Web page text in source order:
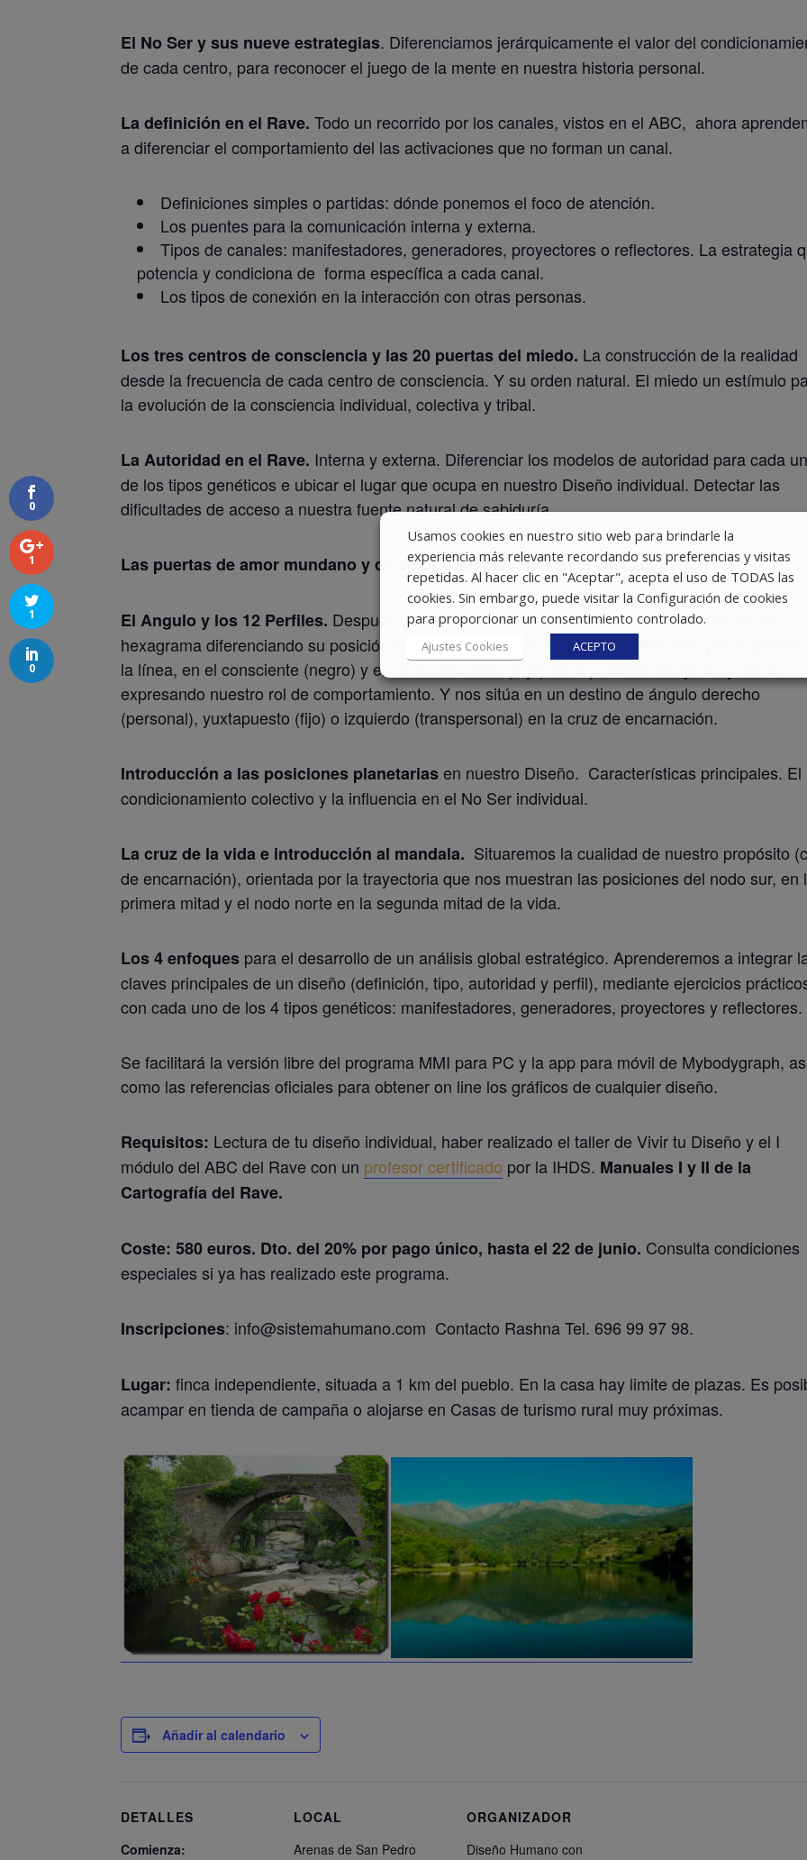
El No Ser y sus nueve estrategias. Diferenciamos jerárquicamente el valor del
de cada centro, para reconocer el juego de la mente en nuestra historia personal.
La definición en el Rave. Todo un recorrido por los canales, vistos en el ABC, ahora
a diferenciar el comportamiento del las activaciones que no forman un canal.
Definiciones simples o partidas: dónde ponemos el foco de atención.
Los puentes para la comunicación interna y externa.
Tipos de canales: manifestadores, generadores, proyectores o reflectores. La estrategia
potencia y condiciona de forma específica a cada canal.
Los tipos de conexión en la interacción con otras personas.
Los tres centros de consciencia y las 20 puertas del miedo. La construcción de la realidad
desde la frecuencia de cada centro de consciencia. Y su orden natural. El miedo un estímulo
la evolución de la consciencia individual, colectiva y tribal.
La Autoridad en el Rave. Interna y externa. Diferenciar los modelos de autoridad para cada
de los tipos genéticos e ubicar el lugar que ocupa en nuestro Diseño individual. Detectar las
dificultades de acceso a nuestra fuente natural de sabiduría.
Las puertas de amor mundano y de amor transpersonal en el cuerpo gráfico.
El Angulo y los 12 Perfiles. Después de ver las líneas, aprendemos a ver la estructura del
hexagrama diferenciando su posición en el cuerpo gráfico. El perfil, se determina por la
la línea, en el consciente (negro) y en el inconsciente (rojo) de la posición de eje sol y tierra,
expresando nuestro rol de comportamiento. Y nos sitúa en un destino de ángulo derecho
(personal), yuxtapuesto (fijo) o izquierdo (transpersonal) en la cruz de encarnación.
Introducción a las posiciones planetariasen nuestro Diseño. Características principales. El
condicionamiento colectivo y la influencia en el No Ser individual.
La cruz de la vida e introducción al mandala. Situaremos la cualidad de nuestro propósito
de encarnación), orientada por la trayectoria que nos muestran las posiciones del nodo sur, en
primera mitad y el nodo norte en la segunda mitad de la vida.
Los 4 enfoques para el desarrollo de un análisis global estratégico. Aprenderemos a integrar
claves principales de un diseño (definición, tipo, autoridad y perfil), mediante ejercicios
con cada uno de los 4 tipos genéticos: manifestadores, generadores, proyectores y reflectores.
Se facilitará la versión libre del programa MMI para PC y la app para móvil de Mybodygraph,
como las referencias oficiales para obtener on line los gráficos de cualquier diseño.
Requisitos: Lectura de tu diseño individual, haber realizado el taller de Vivir tu Diseño y el I
módulo del ABC del Rave con un profesor certificado por la IHDS. Manuales I y II de la
Cartografía del Rave.
Coste: 580 euros. Dto. del 20% por pago único, hasta el 22 de junio. Consulta condiciones
especiales si ya has realizado este programa.
Inscripciones: info@sistemahumano.com Contacto Rashna Tel. 696 99 97 98.
Lugar: finca independiente, situada a 1 km del pueblo. En la casa hay limite de plazas. Es
acampar en tienda de campaña o alojarse en Casas de turismo rural muy próximas.
Añadir al calendario
DETALLES
Comienza:
LOCAL
Arenas de San Pedro
ORGANIZADOR
Diseño Humano con
0
1
1
0
Usamos cookies en nuestro sitio web para brindarle la
experiencia más relevante recordando sus preferencias y visitas
repetidas. Al hacer clic en "Aceptar", acepta el uso de TODAS las
cookies. Sin embargo, puede visitar la Configuración de cookies
para proporcionar un consentimiento controlado.
Ajustes Cookies ACEPTO